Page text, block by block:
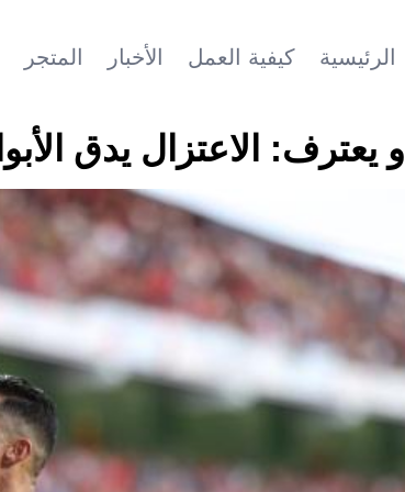
الرئيسية كيفية العمل الأخبار المتجر
يعترف: الاعتزال يدق